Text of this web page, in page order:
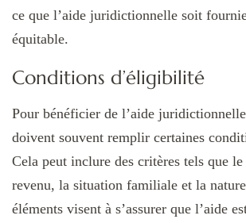
ce que l’aide juridictionnelle soit
équitable.
Conditions d’éligibilité
Pour bénéficier de l’aide
doivent souvent remplir certaines
Cela peut inclure des critères tels que
revenu, la situation familiale et la
éléments visent à s’assurer que l’aide